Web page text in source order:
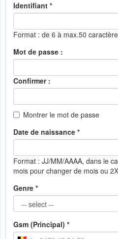
Identifiant *
Format : de 6 à max.50
Mot de passe :
Confirmer :
Montrer le mot de passe
Date de naissance *
Format : JJ/MM/AAAA, dans le
mois pour changer de mois ou
Genre *
Gsm (Principal) *